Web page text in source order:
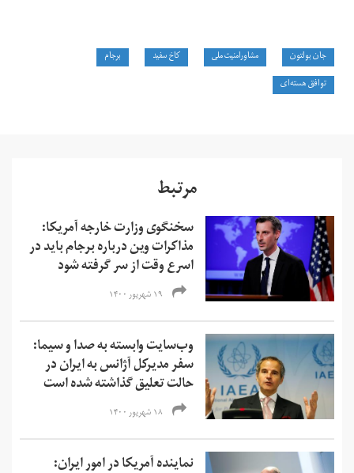
جان بولتون مشاورامنیت ملی کاخ سفید
برجام
توافق هسته‌ای
مرتبط
سخنگوی وزارت خارجه آمریکا:
مذاکرات وین درباره برجام باید در
اسرع وقت از سر گرفته شود
۱۹ شهریور ۱۴۰۰
وب‌سایت وابسته به صدا و سیما:
سفر مدیرکل آژانس به ایران در
حالت تعلیق گذاشته شده است
۱۸ شهریور ۱۴۰۰
نماینده آمریکا در امور ایران: